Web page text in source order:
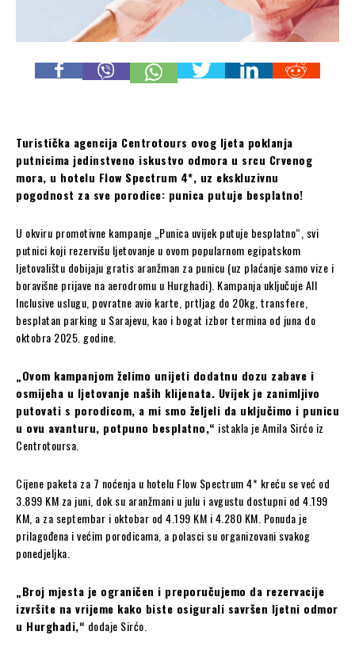
Turistička agencija Centrotours ovog ljeta poklanja
putnicima jedinstveno iskustvo odmora u srcu Crvenog
mora, u hotelu Flow Spectrum 4*, uz ekskluzivnu
pogodnost za sve porodice: punica putuje besplatno!
U okviru promotivne kampanje „Punica uvijek putuje besplatno“, svi
putnici koji rezervišu ljetovanje u ovom popularnom egipatskom
ljetovalištu dobijaju gratis aranžman za punicu (uz plaćanje samo vize i
boravišne prijave na aerodromu u Hurghadi). Kampanja uključuje All
Inclusive uslugu, povratne avio karte, prtljag do 20kg, transfere,
besplatan parking u Sarajevu, kao i bogat izbor termina od juna do
oktobra 2025. godine.
„Ovom kampanjom želimo unijeti dodatnu dozu zabave i
osmijeha u ljetovanje naših klijenata. Uvijek je zanimljivo
putovati s porodicom, a mi smo željeli da uključimo i punicu
u ovu avanturu, potpuno besplatno,“ istakla je Amila Sirćo iz
Centrotoursa.
Cijene paketa za 7 noćenja u hotelu Flow Spectrum 4* kreću se već od
3.899 KM za juni, dok su aranžmani u julu i avgustu dostupni od 4.199
KM, a za septembar i oktobar od 4.199 KM i 4.280 KM. Ponuda je
prilagođena i većim porodicama, a polasci su organizovani svakog
ponedjeljka.
„Broj mjesta je ograničen i preporučujemo da rezervacije
izvršite na vrijeme kako biste osigurali savršen ljetni odmor
u Hurghadi,“ dodaje Sirćo.